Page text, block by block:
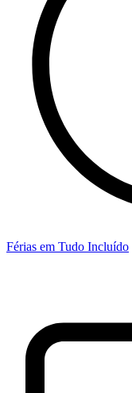
Férias em Tudo Incluído